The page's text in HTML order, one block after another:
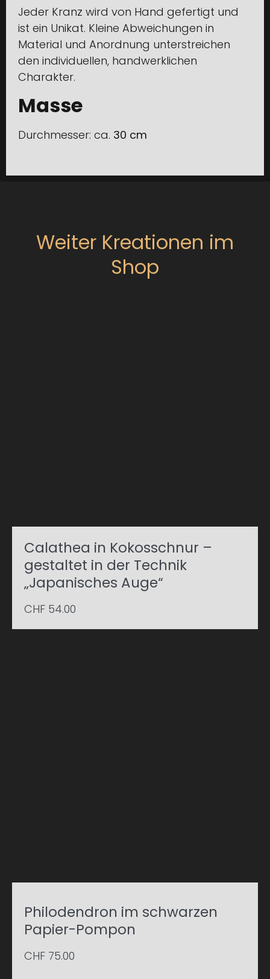
Jeder Kranz wird von Hand gefertigt und
ist ein Unikat. Kleine Abweichungen in
Material und Anordnung unterstreichen
den individuellen, handwerklichen
Charakter.
Masse
Durchmesser: ca. 30 cm
Weiter Kreationen im
Shop
Calathea in Kokosschnur –
gestaltet in der Technik
„Japanisches Auge“
CHF 54.00
Philodendron im schwarzen
Papier-Pompon
CHF 75.00